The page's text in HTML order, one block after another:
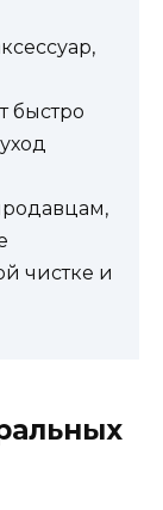
быстро
чистке и